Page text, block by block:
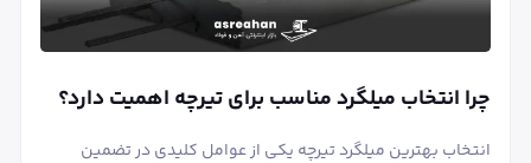
چرا انتخاب میلگرد مناسب برای تیرچه اهمیت دارد؟
انتخاب بهترین میلگرد تیرچه یکی از عوامل کلیدی در تضمین